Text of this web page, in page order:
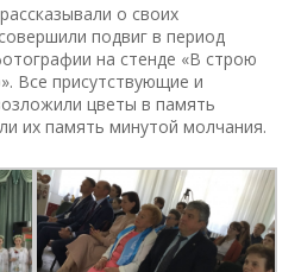
о своих
подвиг в период
на стенде «В строю
Все присутствующие и
цветы в память
их память минутой молчания.